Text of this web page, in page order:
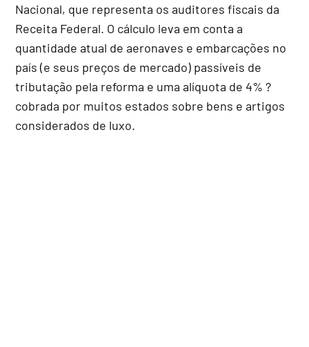
Nacional, que representa os auditores fiscais da
Receita Federal. O cálculo leva em conta a
quantidade atual de aeronaves e embarcações no
país (e seus preços de mercado) passíveis de
tributação pela reforma e uma alíquota de 4% ?
cobrada por muitos estados sobre bens e artigos
considerados de luxo.